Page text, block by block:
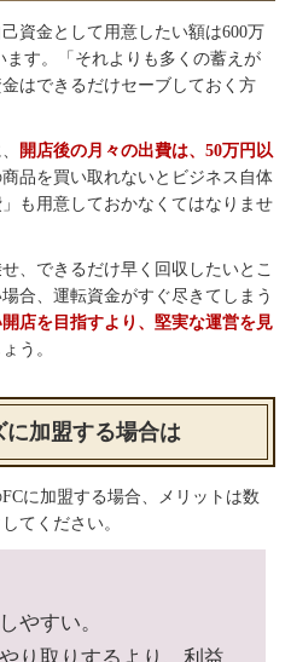
資金として用意したい額は600万
ます。「それよりも多くの蓄えが
はできるだけセーブしておく方
開店後の月々の出費は、50万円以
品を買い取れないとビジネス自体
も用意しておかなくてはなりませ
、できるだけ早く回収したいとこ
合、運転資金がすぐ尽きてしまう
店を目指すより、堅実な運営を見
う。
に加盟する場合は
に加盟する場合、メリットは数
てください。
やすい。